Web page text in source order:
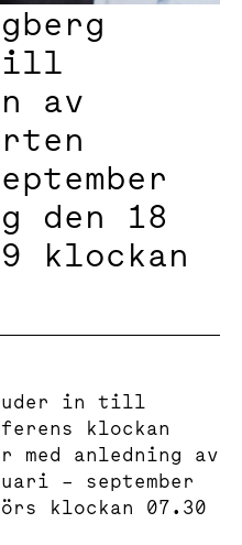
av
den 18
klockan
in till
klockan
med anledning av
– september
klockan 07.30